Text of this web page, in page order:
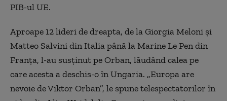
PIB-ul UE.
Aproape 12 lideri de dreapta, de la Giorgia Meloni și
Matteo Salvini din Italia până la Marine Le Pen din
Franța, l-au susținut pe Orban, lăudând calea pe
care acesta a deschis-o în Ungaria. „Europa are
nevoie de Viktor Orban”, le spune telespectatorilor în